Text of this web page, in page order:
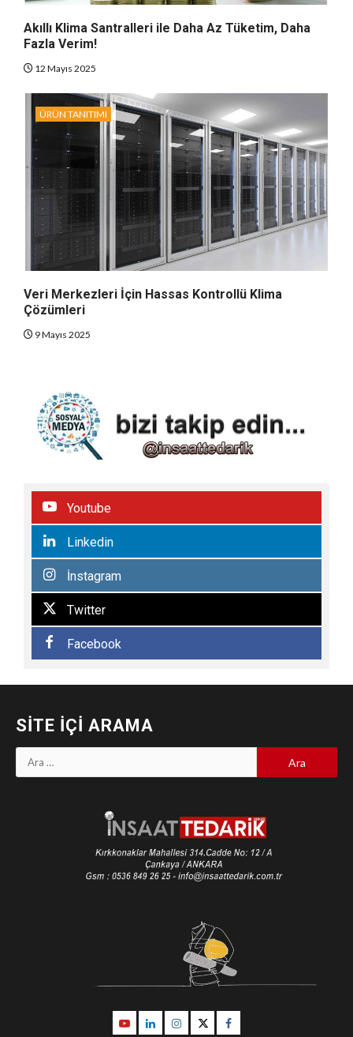
Akıllı Klima Santralleri ile Daha Az Tüketim, Daha
Fazla Verim!
12 Mayıs 2025
ÜRÜN TANITIMI
Veri Merkezleri İçin Hassas Kontrollü Klima
Çözümleri
9 Mayıs 2025
Youtube
Linkedin
İnstagram
Twitter
Facebook
SITE İÇI ARAMA
Arama:
YoutubeLinkedinİnstagram
TwitterFacebook